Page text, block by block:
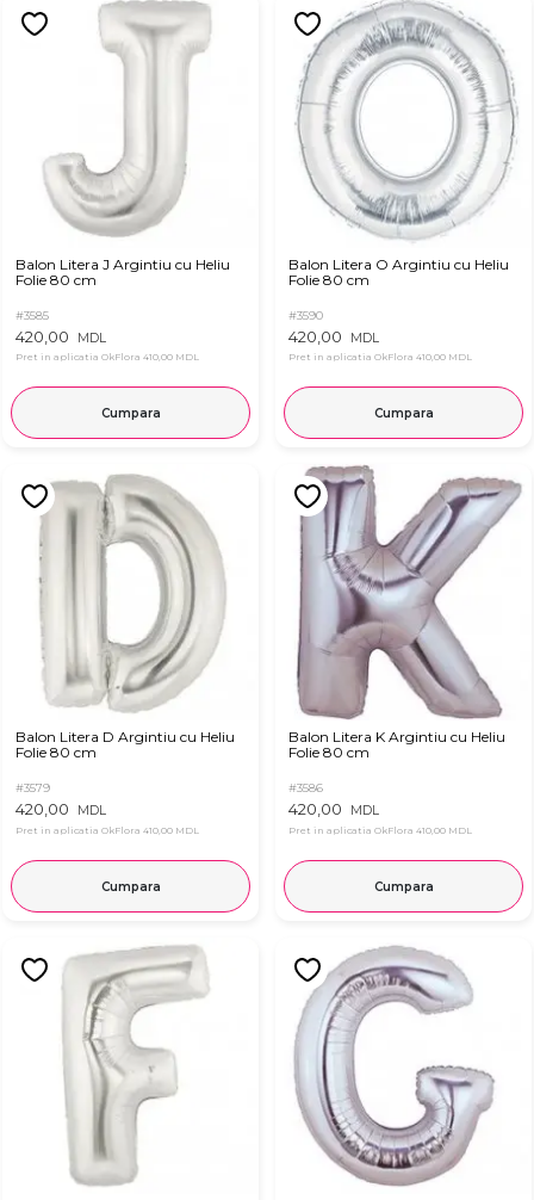
Balon Litera J Argintiu cu Heliu
Folie 80 cm
#3585
420,00 MDL
Pret in aplicatia OkFlora 410,00 MDL
Cumpara
Balon Litera O Argintiu cu Heliu
Folie 80 cm
#3590
420,00 MDL
Pret in aplicatia OkFlora 410,00 MDL
Cumpara
Balon Litera D Argintiu cu Heliu
Folie 80 cm
#3579
420,00 MDL
Pret in aplicatia OkFlora 410,00 MDL
Cumpara
Balon Litera K Argintiu cu Heliu
Folie 80 cm
#3586
420,00 MDL
Pret in aplicatia OkFlora 410,00 MDL
Cumpara